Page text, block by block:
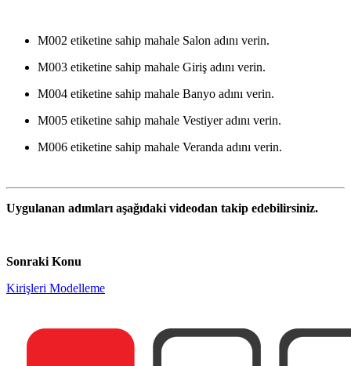
M002 etiketine sahip mahale Salon adını verin.
M003 etiketine sahip mahale Giriş adını verin.
M004 etiketine sahip mahale Banyo adını verin.
M005 etiketine sahip mahale Vestiyer adını verin.
M006 etiketine sahip mahale Veranda adını verin.
Uygulanan adımları aşağıdaki videodan takip edebilirsiniz.
Sonraki Konu
Kirişleri Modelleme